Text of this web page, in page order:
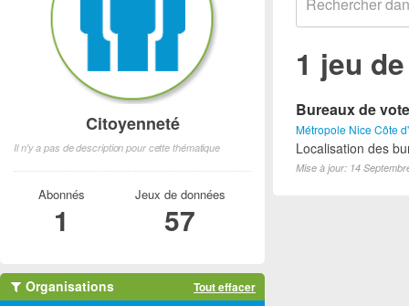
1 jeu
Bureaux de
Métropole Nice Côte
Localisation des
Mise à jour: 14
Citoyenneté
Il n'y a pas de description pour cette thématique
Abonnés
1
Jeux de données
57
Organisations Tout effacer